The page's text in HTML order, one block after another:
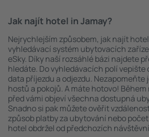
Jak najít hotel in Jamay?
Nejrychlejším způsobem, jak najít
vyhledávací systém ubytovacích
eSky. Díky naší rozsáhlé bázi najdete
hledáte. Do vyhledávacích polí vepište
data příjezdu a odjezdu.
hostů a pokojů. A máte hotovo!
před vámi objeví všechna dostupná
Snadno si pak můžete ověřit
způsob platby za ubytování nebo
hotel obdržel od předchozích